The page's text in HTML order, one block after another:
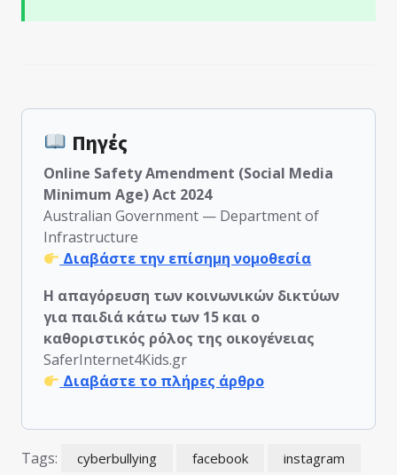
Πηγές
Online Safety Amendment (Social Media
Minimum Age) Act 2024
Australian Government — Department of
Infrastructure
Διαβάστε την επίσημη νομοθεσία
Η απαγόρευση των κοινωνικών δικτύων
για παιδιά κάτω των 15 και ο
καθοριστικός ρόλος της οικογένειας
SaferInternet4Kids.gr
Διαβάστε το πλήρες άρθρο
Tags: cyberbullying facebook
instagram